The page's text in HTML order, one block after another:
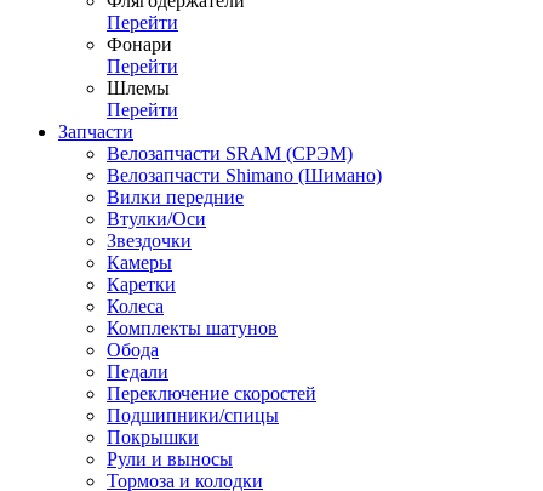
Перейти
Фонари
Перейти
Шлемы
Перейти
Запчасти
Велозапчасти SRAM (СРЭМ)
Велозапчасти Shimano (Шимано)
Вилки передние
Втулки/Оси
Звездочки
Камеры
Каретки
Колеса
Комплекты шатунов
Обода
Педали
Переключение скоростей
Подшипники/спицы
Покрышки
Рули и выносы
Тормоза и колодки